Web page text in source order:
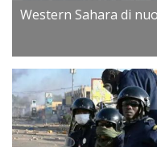
Western Sahara di